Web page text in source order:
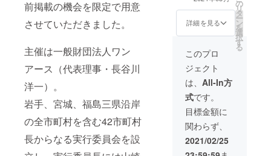
前掲載の機会を限定で用意
させていただきました。
主催は一般財団法人ワン
アース（代表理事・長谷川
洋一）。
岩手、宮城、福島三県沿岸
の全市町村を含む42市町村
長からなる実行委員会を設
を宇宙旅行
させる市民
参加型宇宙
ミッション
「花伝説・
宙へ！」を
企画実施。
2011年5月よ
り、東日本
大震災復興
団法人ワンアー
さい）
掲載 ・ご家族
や、仲良しグ
ループで参加し
ましょう。 ・支
欄にお名前をご
記入ください。
・ご本名に限り
ます（ハンドル
ネーム等は不
可） ・匿名ご希
望の方は「匿名
希望」と表記し
てください ・掲
載順は概ね応募
詳細を見る
の
リ
タ
ー
ン
を
選
択
す
る
このプロ
ジェクト
は、 All-In方
式です。
目標金額に
関わらず、
2021/02/25